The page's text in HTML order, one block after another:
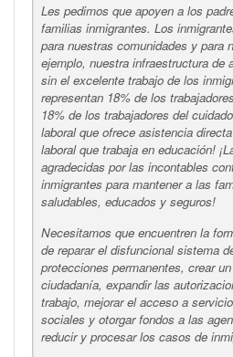
Les pedimos que apoyen a los
familias inmigrantes. Los
para nuestras comunidades y para
ejemplo, nuestra infraestructura de
sin el excelente trabajo de los
representan 18% de los
18% de los trabajadores del
laboral que ofrece asistencia
laboral que trabaja en educación!
agradecidas por las incontables
inmigrantes para mantener a las
saludables, educados y seguros!
Necesitamos que encuentren la
de reparar el disfuncional sistema
protecciones permanentes, crear
ciudadanía, expandir las
trabajo, mejorar el acceso a
sociales y otorgar fondos a las
reducir y procesar los casos de